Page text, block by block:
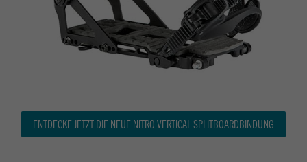
ENTDECKE JETZT DIE NEUE NITRO VERTICAL SPLITBOARDBINDUNG